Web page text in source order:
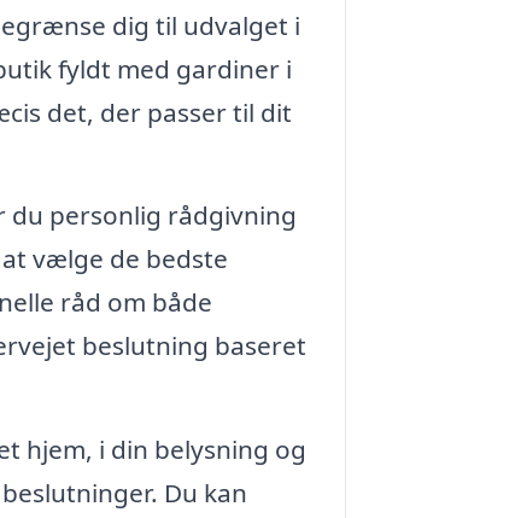
dig til udvalget i
fyldt med gardiner i
det, der passer til dit
du personlig rådgivning
vælge de bedste
råd om både
beslutning baseret
hjem, i din belysning og
Du kan